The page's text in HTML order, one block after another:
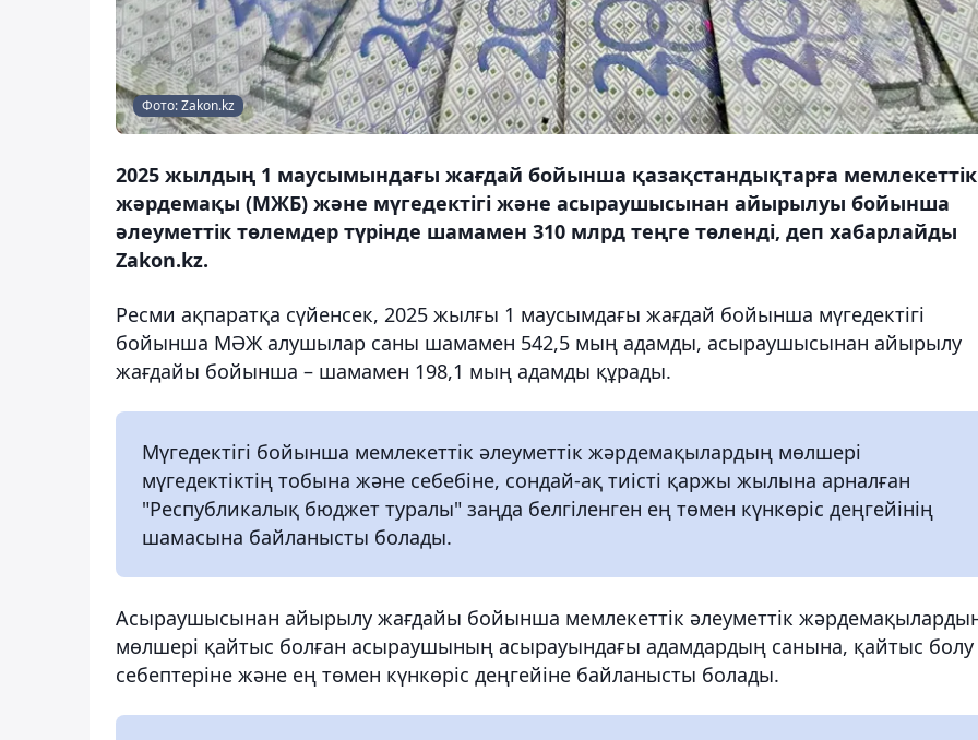
Фото: Zakon.kz
2025 жылдың 1 маусымындағы жағдай бойынша қазақстандықтарға мемлекеттік
жәрдемақы (МЖБ) және мүгедектігі және асыраушысынан айырылуы бойынша
әлеуметтік төлемдер түрінде шамамен 310 млрд теңге төленді, деп хабарлайды
Zakon.kz.
Ресми ақпаратқа сүйенсек, 2025 жылғы 1 маусымдағы жағдай бойынша мүгедектігі
бойынша МӘЖ алушылар саны шамамен 542,5 мың адамды, асыраушысынан айырылу
жағдайы бойынша – шамамен 198,1 мың адамды құрады.
Мүгедектігі бойынша мемлекеттік әлеуметтік жәрдемақылардың мөлшері
мүгедектіктің тобына және себебіне, сондай-ақ тиісті қаржы жылына арналған
"Республикалық бюджет туралы" заңда белгіленген ең төмен күнкөріс деңгейінің
шамасына байланысты болады.
Асыраушысынан айырылу жағдайы бойынша мемлекеттік әлеуметтік
мөлшері қайтыс болған асыраушының асырауындағы адамдардың санына, қайтыс болу
себептеріне және ең төмен күнкөріс деңгейіне байланысты болады.